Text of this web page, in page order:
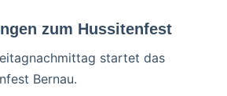
zum Hussitenfest
startet das
Bernau.